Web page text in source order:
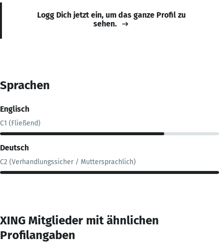
Logg Dich jetzt ein, um das ganze Profil zu
sehen.
Sprachen
Englisch
C1 (Fließend)
Deutsch
C2 (Verhandlungssicher / Muttersprachlich)
XING Mitglieder mit ähnlichen
Profilangaben